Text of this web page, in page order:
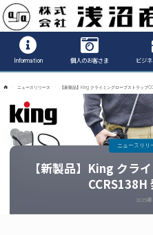
Information 個人のお客さま ビジ
ニュースリリース 【新製品】King クライミングロープストラップ
【新製品】King クラ
CCRS138H
2025
ニュースリリ